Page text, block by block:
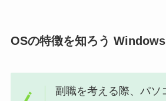
OSの特徴を知ろう
副職を考える際、パソ